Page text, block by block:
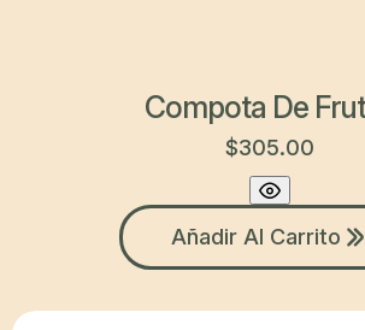
Compota De
$305.00
Añadir Al Carrito